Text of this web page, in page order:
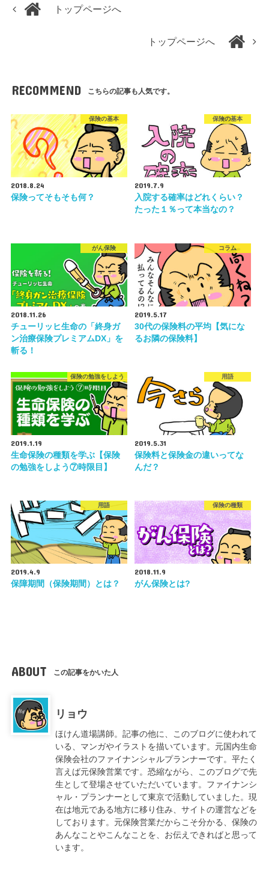
トップページへ
トップページへ
RECOMMEND こちらの記事も人気です。
保険の基本
2018.8.24
保険ってそもそも何？
保険の基本
2019.7.9
入院する確率はどれくらい？
たった１％って本当なの？
がん保険
2018.11.26
チューリッヒ生命の「終身ガ
ン治療保険プレミアムDX」を
斬る！
コラム
2019.5.17
30代の保険料の平均【気にな
るお隣の保険料】
保険の勉強をしよう
2019.1.19
生命保険の種類を学ぶ【保険
の勉強をしよう⑦時限目】
用語
2019.5.31
保険料と保険金の違いってな
んだ？
用語
2019.4.9
保障期間（保険期間）とは？
保険の種類
2018.11.9
がん保険とは?
ABOUT この記事をかいた人
リョウ
ほけん道場講師。記事の他に、このブログに使われて
いる、マンガやイラストを描いています。元国内生命
保険会社のファイナンシャルプランナーです。平たく
言えば元保険営業です。恐縮ながら、このブログで先
生として登場させていただいています。ファイナンシ
ャル・プランナーとして東京で活動していました。現
在は地元である地方に移り住み、サイトの運営などを
しております。元保険営業だからこそ分かる、保険の
あんなことやこんなことを、お伝えできればと思って
います。